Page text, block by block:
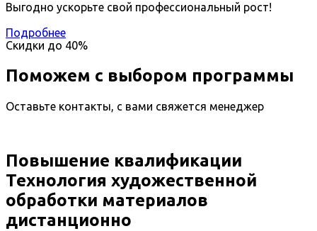
Выгодно ускорьте свой профессиональный рост!
Подробнее
Скидки до 40%
Поможем с выбором программы
Оставьте контакты, с вами свяжется менеджер
Повышение квалификации
Технология художественной
обработки материалов
дистанционно